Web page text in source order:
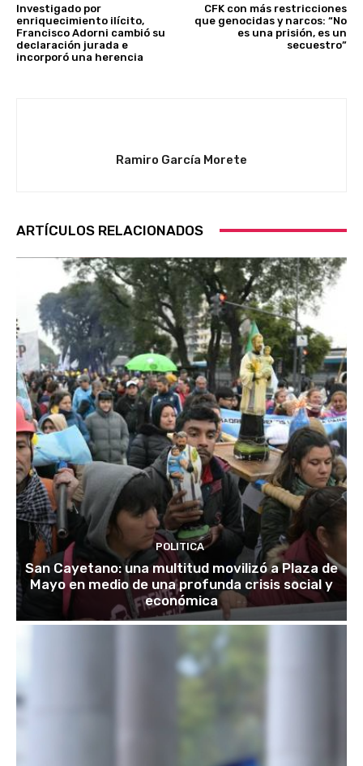
Investigado por
enriquecimiento ilícito,
Francisco Adorni cambió su
declaración jurada e
incorporó una herencia
CFK con más restricciones
que genocidas y narcos: “No
es una prisión, es un
secuestro”
Ramiro García Morete
ARTÍCULOS RELACIONADOS
POLITICA
San Cayetano: una multitud movilizó a Plaza de
Mayo en medio de una profunda crisis social y
económica